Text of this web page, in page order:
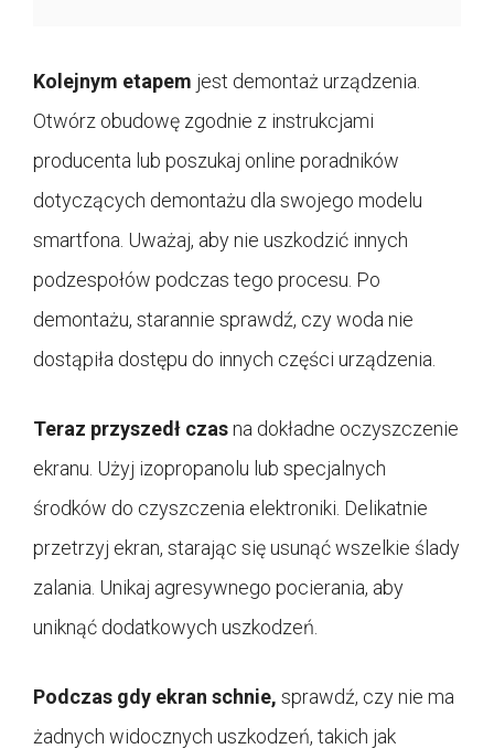
Kolejnym etapem jest demontaż urządzenia.
Otwórz obudowę zgodnie z instrukcjami
producenta lub poszukaj online poradników
dotyczących demontażu dla swojego modelu
smartfona. Uważaj, aby nie uszkodzić innych
podzespołów podczas tego procesu. Po
demontażu, starannie sprawdź, czy woda nie
dostąpiła dostępu do innych części urządzenia.
Teraz przyszedł czasna dokładne oczyszczenie
ekranu. Użyj izopropanolu lub specjalnych
środków do czyszczenia elektroniki. Delikatnie
przetrzyj ekran, starając się usunąć wszelkie ślady
zalania. Unikaj agresywnego pocierania, aby
uniknąć dodatkowych uszkodzeń.
Podczas gdy ekran schnie, sprawdź, czy nie ma
żadnych widocznych uszkodzeń, takich jak